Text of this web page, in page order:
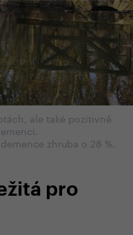
ale také pozitivně
zhruba o 28 %.
pro